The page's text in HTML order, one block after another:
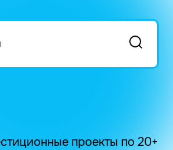
проекты по 20+